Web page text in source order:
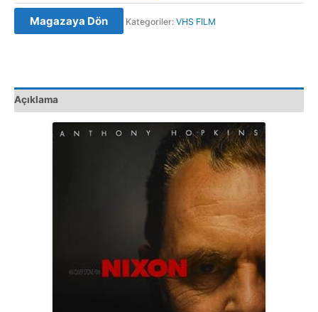
VHS
VideoMagazaya Dön Kategoriler: VHS FILM
Açıklama